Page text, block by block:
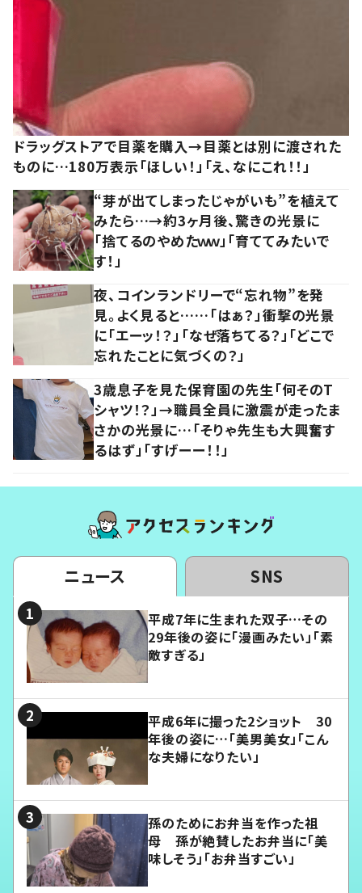
ドラッグストアで目薬を購入→目薬とは別に渡された
ものに…180万表示「ほしい！」「え、なにこれ！！」
“芽が出てしまったじゃがいも”を植えて
みたら…→約3ヶ月後、驚きの光景に
「捨てるのやめたｗｗ」「育ててみたいで
す！」
夜、コインランドリーで“忘れ物”を発
見。よく見ると……「はぁ？」衝撃の光景
に「エーッ！？」「なぜ落ちてる？」「どこで
忘れたことに気づくの？」
3歳息子を見た保育園の先生「何そのT
シャツ！？」→職員全員に激震が走ったま
さかの光景に…「そりゃ先生も大興奮す
るはず」「すげーー！！」
ニュース SNS
平成7年に生まれた双子…その
29年後の姿に「漫画みたい」「素
敵すぎる」
平成6年に撮った2ショット 30
年後の姿に…「美男美女」「こん
な夫婦になりたい」
孫のためにお弁当を作った祖
母 孫が絶賛したお弁当に「美
味しそう」「お弁当すごい」